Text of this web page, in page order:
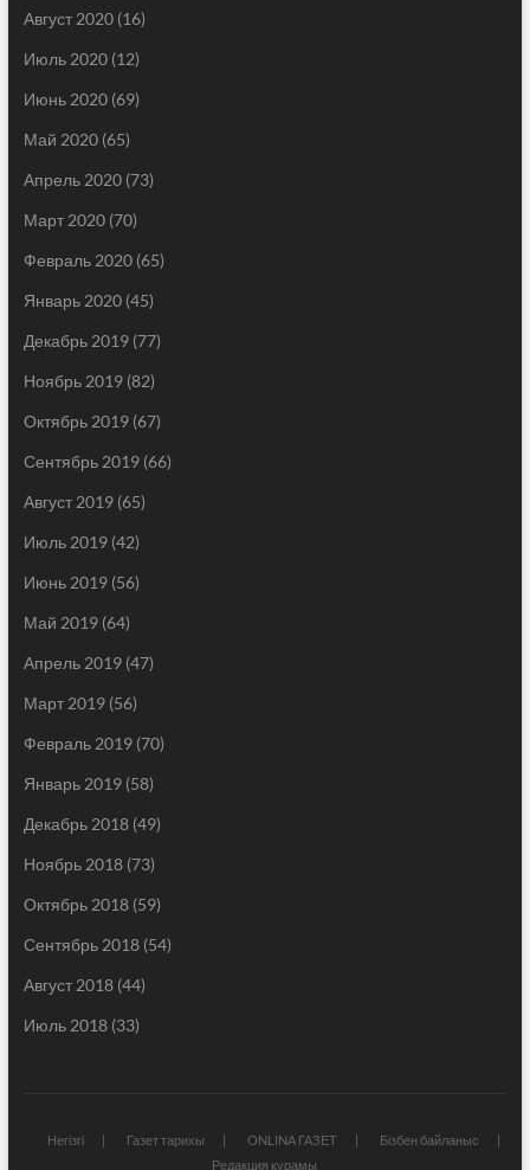
Август 2020(16)
Июль 2020(12)
Июнь 2020(69)
Май 2020(65)
Апрель 2020(73)
Март 2020(70)
Февраль 2020(65)
Январь 2020(45)
Декабрь 2019(77)
Ноябрь 2019(82)
Октябрь 2019(67)
Сентябрь 2019(66)
Август 2019(65)
Июль 2019(42)
Июнь 2019(56)
Май 2019(64)
Апрель 2019(47)
Март 2019(56)
Февраль 2019(70)
Январь 2019(58)
Декабрь 2018(49)
Ноябрь 2018(73)
Октябрь 2018(59)
Сентябрь 2018(54)
Август 2018(44)
Июль 2018(33)
Негізгі Газет тарихы ONLINA ГАЗЕТ
Бізбен байланыс
Редакция құрамы